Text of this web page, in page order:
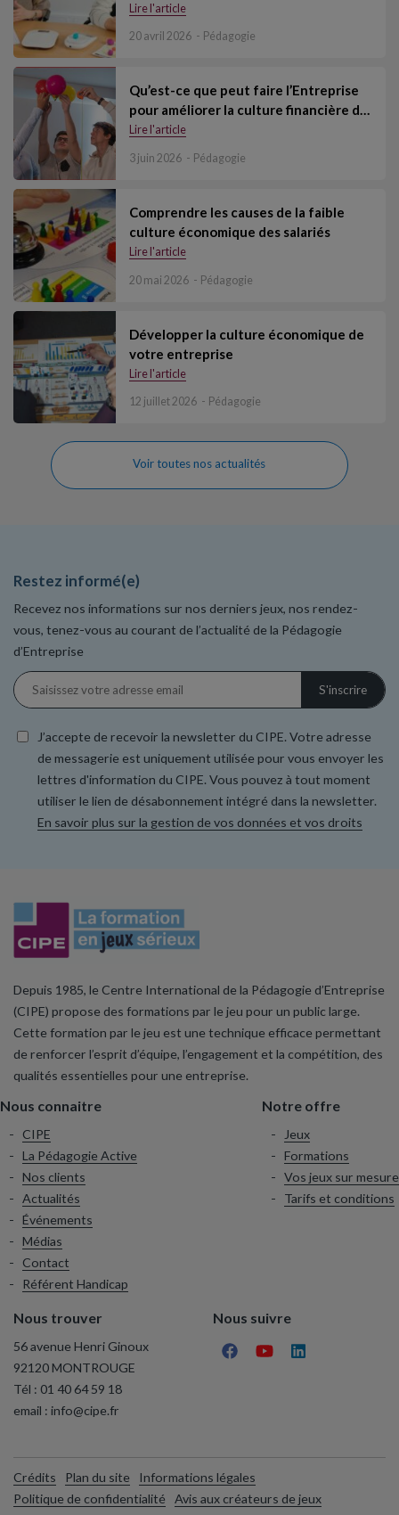
Lire l'article
20 avril 2026 Pédagogie
Qu’est-ce que peut faire l’Entreprise
pour améliorer la culture financière d…
Lire l'article
3 juin 2026 Pédagogie
Comprendre les causes de la faible
culture économique des salariés
Lire l'article
20 mai 2026 Pédagogie
Développer la culture économique de
votre entreprise
Lire l'article
12 juillet 2026 Pédagogie
Voir toutes nos actualités
Restez informé(e)
Recevez nos informations sur nos derniers jeux, nos rendez-
vous, tenez-vous au courant de l’actualité de la Pédagogie
d’Entreprise
J’accepte de recevoir la newsletter du CIPE. Votre adresse
de messagerie est uniquement utilisée pour vous envoyer les
lettres d'information du CIPE. Vous pouvez à tout moment
utiliser le lien de désabonnement intégré dans la newsletter.
En savoir plus sur la gestion de vos données et vos droits
Depuis 1985, le Centre International de la Pédagogie d’Entreprise
(CIPE) propose des formations par le jeu pour un public large.
Cette formation par le jeu est une technique efficace permettant
de renforcer l’esprit d’équipe, l’engagement et la compétition, des
qualités essentielles pour une entreprise.
Nous connaitre
CIPE
La Pédagogie Active
Nos clients
Actualités
Événements
Médias
Contact
Référent Handicap
Notre offre
Jeux
Formations
Vos jeux sur mesure
Tarifs et conditions
Nous trouver
56 avenue Henri Ginoux
92120 MONTROUGE
Tél : 01 40 64 59 18
email : info@cipe.fr
Nous suivre
Crédits Plan du site
Informations légales
Politique de confidentialité
Avis aux créateurs de jeux